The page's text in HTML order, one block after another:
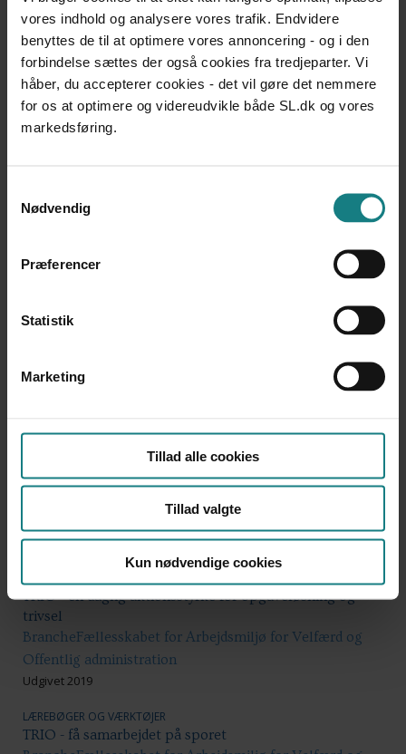
vores indhold og analysere vores trafik. Endvidere
benyttes de til at optimere vores annoncering - og i den
forbindelse sættes der også cookies fra tredjeparter. Vi
håber, du accepterer cookies - det vil gøre det nemmere
for os at optimere og videreudvikle både SL.dk og vores
markedsføring.
Nødvendig
Præferencer
Statistik
Marketing
Tillad alle cookies
Tillad valgte
Kun nødvendige cookies
LÆREBØGER OG VÆRKTØJER
Forebyggelse og håndtering af arbejdsulykker
BrancheFællesskabet for Arbejdsmiljø for Velfærd og
Offentlig administration
Udgivet 2020
BrancheFællesskabet for Arbejdsmiljø for Velfærd og
Udgivet 2020
Krænkende handlinger af seksuel karakter
LÆREBØGER OG VÆRKTØJER
Udgivet 2019
TRIO - en daglig aktionsstyrke for opgaveløsning og
trivsel
BrancheFællesskabet for Arbejdsmiljø for Velfærd og
Offentlig administration
Udgivet 2019
LÆREBØGER OG VÆRKTØJER
TRIO - få samarbejdet på sporet